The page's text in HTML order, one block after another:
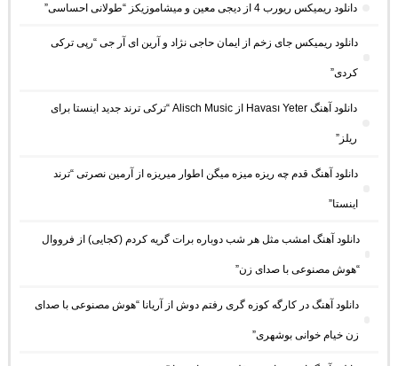
دانلود ریمیکس ریورب 4 از دیجی معین و میشاموزیکز “طولانی احساسی”
دانلود ریمیکس جای زخم از ایمان حاجی نژاد و آرین ای آر جی “رپی ترکی
کردی”
دانلود آهنگ Havası Yeter از Alisch Music “ترکی ترند جدید اینستا برای
ریلز”
دانلود آهنگ ﻗﺪم ﭼﻪ رﻳﺰه ﻣﻴﺰه ﻣﻴﮕﻦ اﻃﻮار ﻣﻴﺮﻳﺰه از آرمین نصرتی “ترند
اینستا”
دانلود آهنگ امشب مثل هر شب دوباره برات گریه کردم (کجایی) از فرووال
“هوش مصنوعی با صدای زن”
دانلود آهنگ در کارگه کوزه گری رفتم دوش از آریانا “هوش مصنوعی با صدای
زن خیام خوانی بوشهری”